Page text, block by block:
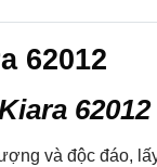
62012
62012
và độc đáo,